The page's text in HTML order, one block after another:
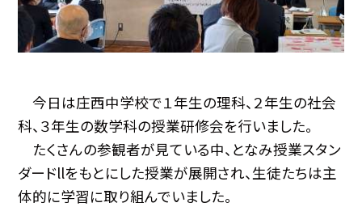
今日は庄西中学校で１年生の理科、２年生の社会
科、３年生の数学科の授業研修会を行いました。
たくさんの参観者が見ている中、となみ授業スタン
ダードllをもとにした授業が展開され、生徒たちは主
体的に学習に取り組んでいました。